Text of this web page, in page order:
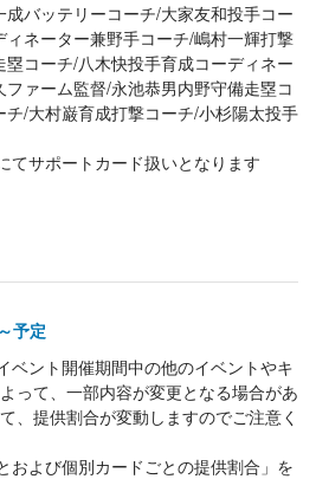
バッテリーコーチ/大家友和投手コー
ネーター兼野手コーチ/嶋村一輝打撃
コーチ/八木快投手育成コーディネー
ァーム監督/永池恭男内野守備走塁コ
/大村巌育成打撃コーチ/小杉陽太投手
てサポートカード扱いとなります
予定
ベント開催期間中の他のイベントやキ
って、一部内容が変更となる場合があ
、提供割合が変動しますのでご注意く
および個別カードごとの提供割合」を